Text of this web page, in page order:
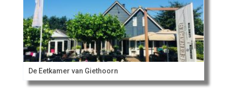
De Eetkamer van Giethoorn